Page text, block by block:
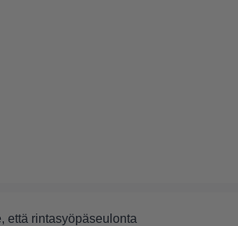
että rintasyöpäseulonta